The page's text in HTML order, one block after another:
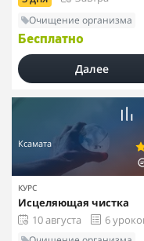
Очищение организма
Бесплатно
Далее
Ксамата
КУРС
Исцеляющая чистка
10 августа
6